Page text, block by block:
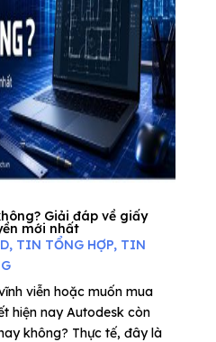
Giải đáp về giấy
mới nhất
, TIN TỔNG HỢP, TIN
viễn hoặc muốn mua
hiện nay Autodesk còn
không? Thực tế, đây là